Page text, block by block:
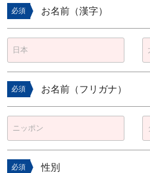
必須 お名前（漢字）
必須 お名前（フリガナ）
必須 性別